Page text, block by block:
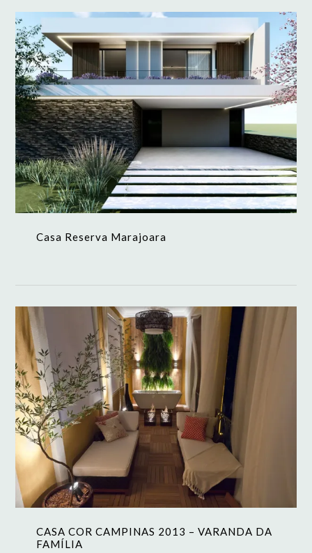
Casa Reserva Marajoara
CASA COR CAMPINAS 2013 – VARANDA DA
FAMÍLIA